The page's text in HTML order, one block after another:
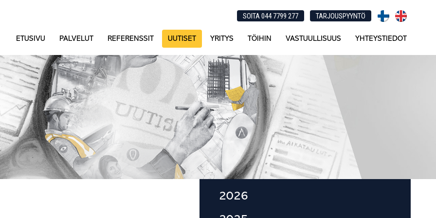
SOITA 044 7799 277 TARJOUSPYYNTÖ
ETUSIVU PALVELUT REFERENSSIT UUTISET YRITYS TÖIHIN VASTUULLISUUS YHTEYSTIEDOT
Ensisijainen
2026